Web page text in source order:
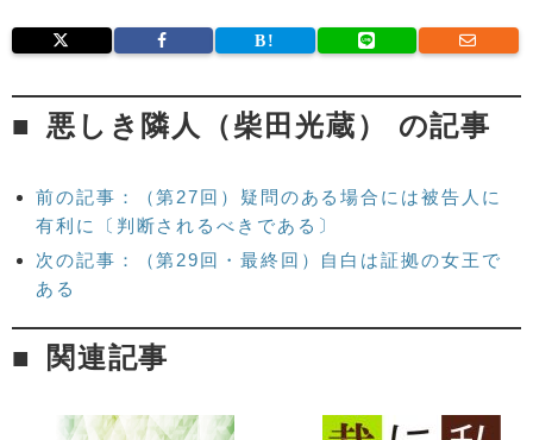
悪しき隣人（柴田光蔵） の記事
前の記事：（第27回）疑問のある場合には被告人に
有利に〔判断されるべきである〕
次の記事：（第29回・最終回）自白は証拠の女王で
ある
関連記事